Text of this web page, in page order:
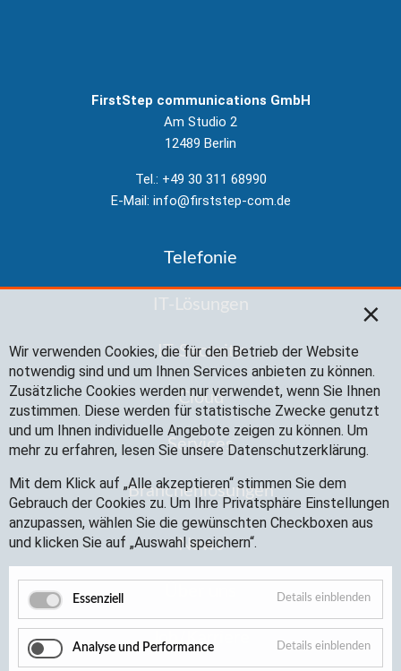
FirstStep communications GmbH
Am Studio 2
12489 Berlin
Tel.: +49 30 311 68990
E-Mail: info@firststep-com.de
Telefonie
IT-Lösungen
IT-Security
Cloud
Services
Branchenlösungen
News
Job/Karriere
×
Wir verwenden Cookies, die für den Betrieb der Website
notwendig sind und um Ihnen Services anbieten zu können.
Zusätzliche Cookies werden nur verwendet, wenn Sie Ihnen
zustimmen. Diese werden für statistische Zwecke genutzt
und um Ihnen individuelle Angebote zeigen zu können. Um
mehr zu erfahren, lesen Sie unsere Datenschutzerklärung.
Mit dem Klick auf „Alle akzeptieren“ stimmen Sie dem
Gebrauch der Cookies zu. Um Ihre Privatsphäre Einstellungen
anzupassen, wählen Sie die gewünschten Checkboxen aus
und klicken Sie auf „Auswahl speichern“.
Essenziell Details einblenden
Analyse und Performance Details einblenden